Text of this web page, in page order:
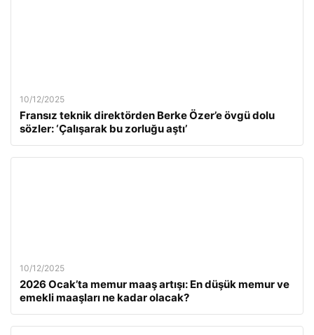
10/12/2025
Fransız teknik direktörden Berke Özer’e övgü dolu
sözler: ‘Çalışarak bu zorluğu aştı’
10/12/2025
2026 Ocak’ta memur maaş artışı: En düşük memur ve
emekli maaşları ne kadar olacak?